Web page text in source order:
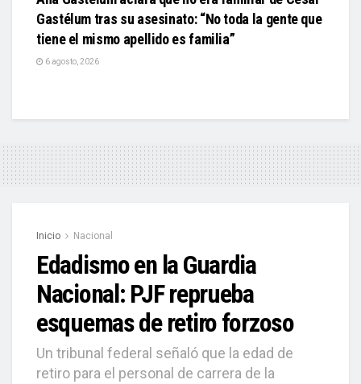
Gastélum tras su asesinato: “No toda la gente que
tiene el mismo apellido es familia”
6 agosto, 2026
Inicio Nacional
Edadismo en la Guardia
Nacional: PJF reprueba
esquemas de retiro forzoso
Un tribunal federal señaló que la edad de
retiro para el personal de carrera de la